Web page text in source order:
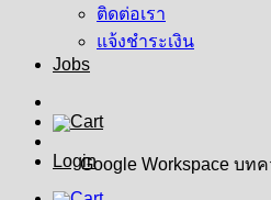
ติดต่อเรา
แจ้งชำระเงิน
Jobs
LoginGoogle Workspace บท